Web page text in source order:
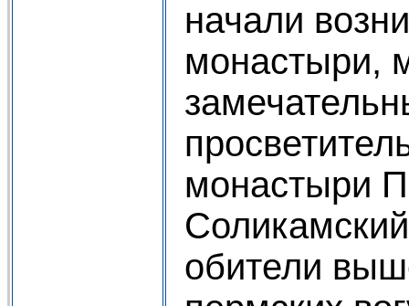
начали
монастыри,
монастыри
обители